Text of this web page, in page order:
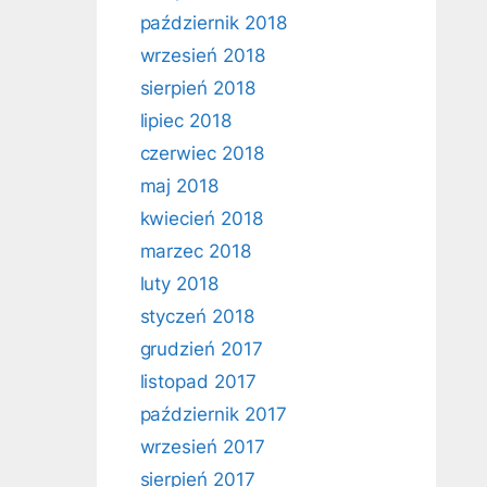
październik 2018
wrzesień 2018
sierpień 2018
lipiec 2018
czerwiec 2018
maj 2018
kwiecień 2018
marzec 2018
luty 2018
styczeń 2018
grudzień 2017
listopad 2017
październik 2017
wrzesień 2017
sierpień 2017